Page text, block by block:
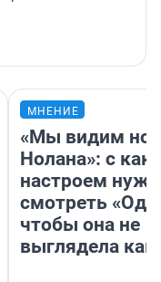
МНЕНИЕ
«Мы видим
Нолана»: с
настроем
смотреть
чтобы она не
выглядела как